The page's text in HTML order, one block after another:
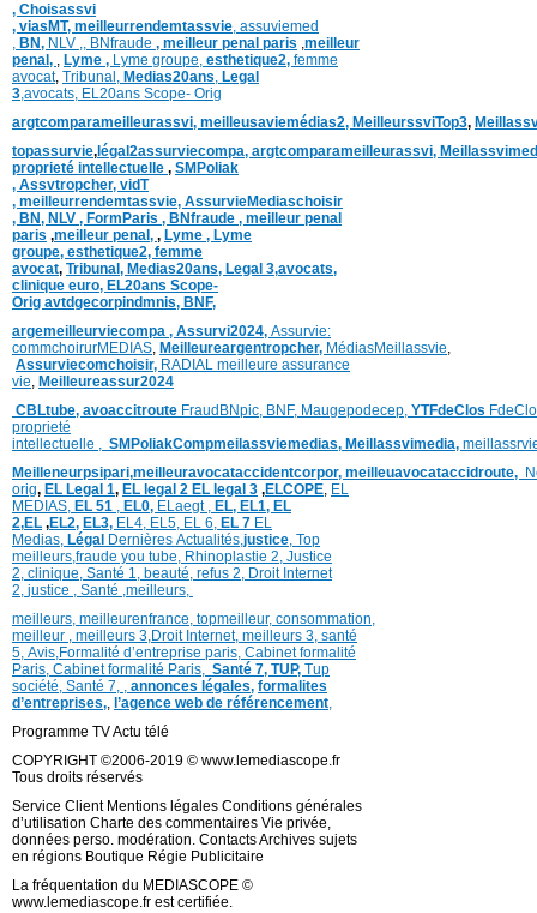
, Choisassvi
, viasMT, meilleurrendemtassvie, assuviemed
, BN, NLV ,, BNfraude , meilleur penal paris ,meilleur
penal, , Lyme , Lyme groupe, esthetique2, femme
avocat, Tribunal, Medias20ans, Legal
3,avocats, EL20ans Scope- Orig
argtcomparameilleurassvi, meilleusaviemédias2, MeilleurssviTop3,
topassurvie, légal2assurviecompa, argtcomparameilleurassvi,
proprieté intellectuelle , SMPoliak
, Assvtropcher, vidT
, meilleurrendemtassvie, AssurvieMediaschoisir
, BN, NLV , FormParis , BNfraude , meilleur penal
paris ,meilleur penal, , Lyme , Lyme
groupe, esthetique2, femme
avocat, Tribunal, Medias20ans, Legal 3,avocats,
clinique euro, EL20ans Scope-
Orig avtdgecorpindmnis, BNF,
argemeilleurviecompa , Assurvi2024, Assurvie:
commchoirurMEDIAS, Meilleureargentropcher, MédiasMeillassvie,
Assurviecomchoisir, RADIAL meilleure assurance
vie, Meilleureassur2024
CBLtube, avoaccitroute FraudBNpic, BNF, Maugepodecep, YTFdeClos
proprieté
intellectuelle , SMPoliakCompmeilassviemedias, Meillassvimedia,
Meilleneurpsipari,meilleuravocataccidentcorpor, meilleuavocataccidroute,
orig, EL Legal 1, EL legal 2 EL legal 3 ,ELCOPE, EL
MEDIAS, EL 51 , EL0, ELaegt , EL, EL1, EL
2,EL ,EL2, EL3, EL4, EL5, EL 6, EL 7 EL
Medias, Légal Dernières Actualités,justice, Top
meilleurs,fraude you tube, Rhinoplastie 2, Justice
2, clinique, Santé 1, beauté, refus 2, Droit Internet
2, justice , Santé ,meilleurs,
meilleurs, meilleurenfrance, topmeilleur, consommation,
meilleur , meilleurs 3,Droit Internet, meilleurs 3, santé
5, Avis,Formalité d’entreprise paris, Cabinet formalité
Paris, Cabinet formalité Paris, Santé 7, TUP, Tup
société, Santé 7, , annonces légales, formalites
d’entreprises,, l’agence web de référencement,
Programme TV Actu télé
COPYRIGHT ©2006-2019 © www.lemediascope.fr
Tous droits réservés
Service Client Mentions légales Conditions générales
d’utilisation Charte des commentaires Vie privée,
données perso. modération. Contacts Archives sujets
en régions Boutique Régie Publicitaire
La fréquentation du MEDIASCOPE ©
www.lemediascope.fr est certifiée.